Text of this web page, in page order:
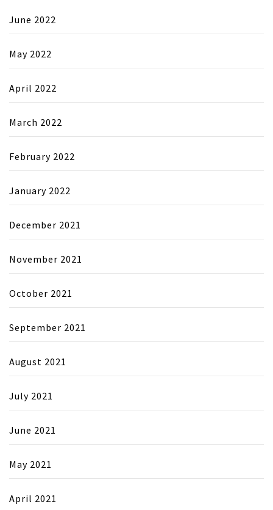
June 2022
May 2022
April 2022
March 2022
February 2022
January 2022
December 2021
November 2021
October 2021
September 2021
August 2021
July 2021
June 2021
May 2021
April 2021